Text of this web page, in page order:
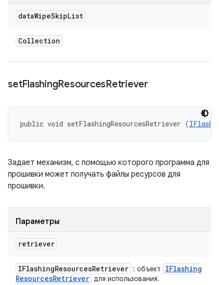
dataWipeSkipList
Collection
setFlashingResourcesRetriever
public void setFlashingResourcesRetriever (
Задает механизм, с помощью которого программа для
прошивки может получать файлы ресурсов для
прошивки.
Параметры
retriever
IFlashingResourcesRetriever : объект
IFlashing
ResourcesRetriever для использования.